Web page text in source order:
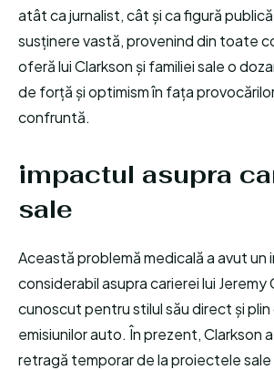
atât ca jurnalist, cât și ca figură
susținere vastă, provenind din toate
oferă lui Clarkson și familiei sale o
de forță și optimism în fața
confruntă.
impactul asupra
sale
Această problemă medicală a avut un
considerabil asupra carierei lui Jeremy
cunoscut pentru stilul său direct și plin
emisiunilor auto. În prezent, Clarkson
retragă temporar de la proiectele